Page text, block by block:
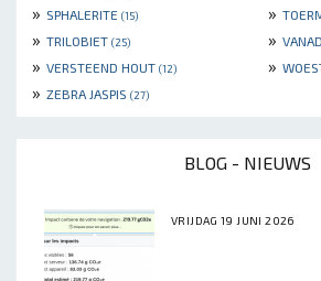
» SPHALERITE (15) »
» TRILOBIET (25) »
» VERSTEEND HOUT (12) »
» ZEBRA JASPIS (27)
BLOG - NIEUWS
VRIJDAG 19 JUNI 2026